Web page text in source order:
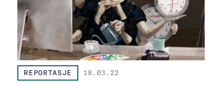
REPORTASJE 18.03.22